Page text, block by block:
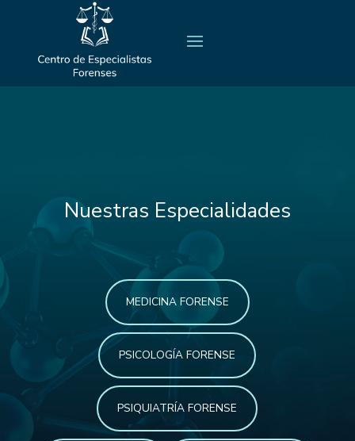
Nuestras Especialidades
MEDICINA FORENSE
PSICOLOGÍA FORENSE
PSIQUIATRÍA FORENSE